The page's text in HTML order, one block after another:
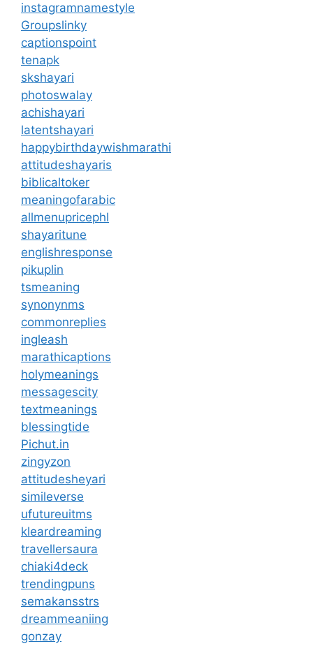
instagramnamestyle
Groupslinky
captionspoint
tenapk
skshayari
photoswalay
achishayari
latentshayari
happybirthdaywishmarathi
attitudeshayaris
biblicaltoker
meaningofarabic
allmenupricephl
shayaritune
englishresponse
pikuplin
tsmeaning
synonynms
commonreplies
ingleash
marathicaptions
holymeanings
messagescity
textmeanings
blessingtide
Pichut.in
zingyzon
attitudesheyari
simileverse
ufutureuitms
kleardreaming
travellersaura
chiaki4deck
trendingpuns
semakansstrs
dreammeaniing
gonzay